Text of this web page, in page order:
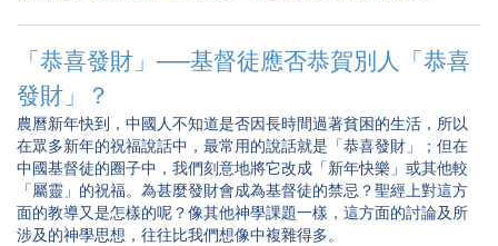
「恭喜發財」──基督徒應否恭賀別人「恭喜
發財」？
農曆新年快到，中國人不知道是否因長時間過著貧困的生活，所以
在眾多新年的祝福說話中，最常用的說話就是「恭喜發財」；但在
中國基督徒的圈子中，我們刻意地將它改成「新年快樂」或其他較
「屬靈」的祝福。為甚麼發財會成為基督徒的禁忌？聖經上對這方
面的教導又是怎樣的呢？像其他神學課題一樣，這方面的討論及所
涉及的神學思想，往往比我們想像中複雜得多。